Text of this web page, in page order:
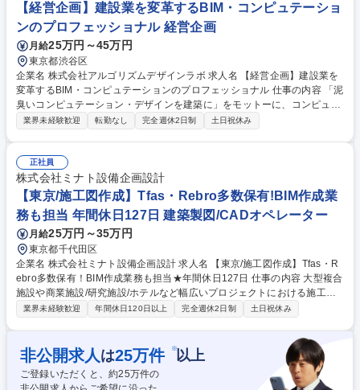
【経営企画】建設業を変革するBIM・コンピュテーショ
ンのプロフェッショナル 経営企画
月給25万円～45万円
東京都渋谷区
企業名 株式会社アルゴリズムデザインラボ 求人名 【経営企画】建設業を
変革するBIM・コンピュテーションのプロフェッショナル 仕事の内容 「泥
臭いコンピュテーション・デザインを建築に」をモットーに、コンピュー
ター技術を用いより良い建築づくりへの貢献、そしてより良い建築をつく
社HPの企画・運営 ■自社のブランディング・広報 ■自社製品のマーケティ
ング全般 ■企業戦略・戦術の策定及び実行 など 【求める人物像】当社は
現座自社開発製品などを考えているため、当プロダクトのWEBサイト設計
や、それ以外にも当社のブランディング等、代表の右腕となりご活躍いた
だける方を募集しております。 募集職種 【経営企画】建設業を変革するB
IM・コンピュテーションのプロフェッショナル
業界未経験歓迎 転勤なし 完全週休2日制 土日祝休み
正社員
株式会社ミナト設備企画設計
【東京/施工図作成】Tfas・Rebro多数保有!BIM作成業
務も担当 年間休日127日 建築製図/CADオペレーター
月給25万円～35万円
東京都千代田区
企業名 株式会社ミナト設備企画設計 求人名 【東京/施工図作成】Tfas・R
ebro多数保有！BIM作成業務も担当★年間休日127日 仕事の内容 大型複合
施設や商業施設/研究施設/ホテルなど幅広いプロジェクトにおける施工図
の作成、BIMによる検討業務を担当いただきます。ご入社後は、ご経験や
は】・主に建築設備（電気/空調/衛生設備）の施工図作成をご担当頂きま
す。・受注状況により、大手設計事務所、ゼネコン、サブコン案件の担当
として顧客の支店、現場事務所にて勤務していただく可能性があります。
変更の範囲：当社業務全般 【年収モデル】年収450万円/28歳(課員/月給32
業界未経験歓迎 年間休日120日以上 完全週休2日制 土日祝休み
非公開求人 は25万件 ※以上
ご登録いただくと、約25万件の